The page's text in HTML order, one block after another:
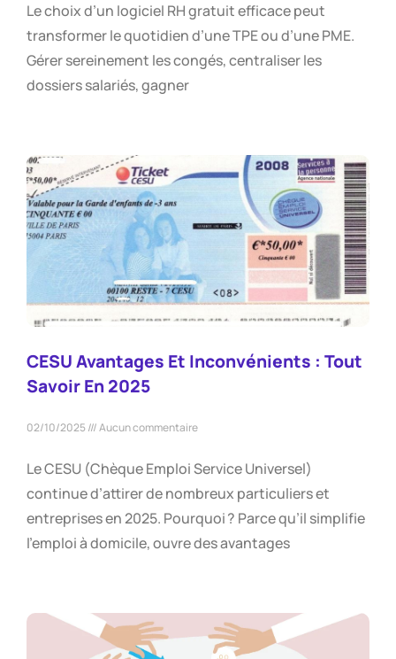
Le choix d’un logiciel RH gratuit efficace peut
transformer le quotidien d’une TPE ou d’une PME.
Gérer sereinement les congés, centraliser les
dossiers salariés, gagner
CESU Avantages Et Inconvénients : Tout
Savoir En 2025
02/10/2025 Aucun commentaire
Le CESU (Chèque Emploi Service Universel)
continue d’attirer de nombreux particuliers et
entreprises en 2025. Pourquoi ? Parce qu’il simplifie
l’emploi à domicile, ouvre des avantages